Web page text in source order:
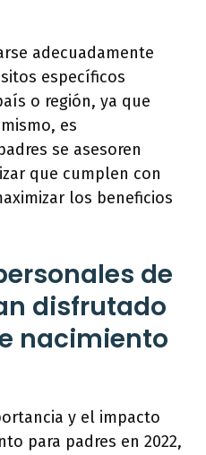
adecuadamente
específicos
o región, ya que
es
se asesoren
que cumplen con
los beneficios
de
disfrutado
nacimiento
y el impacto
para padres en 2022,